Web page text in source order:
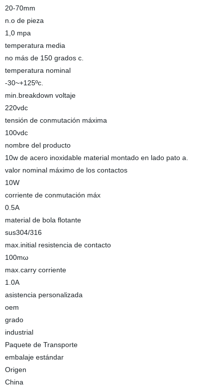
20-70mm
n.o de pieza
1,0 mpa
temperatura media
no más de 150 grados c.
temperatura nominal
-30~+125ºc.
min.breakdown voltaje
220vdc
tensión de conmutación máxima
100vdc
nombre del producto
10w de acero inoxidable material montado en lado pato a.
valor nominal máximo de los contactos
10W
corriente de conmutación máx
0.5A
material de bola flotante
sus304/316
max.initial resistencia de contacto
100mω
max.carry corriente
1.0A
asistencia personalizada
oem
grado
industrial
Paquete de Transporte
embalaje estándar
Origen
China